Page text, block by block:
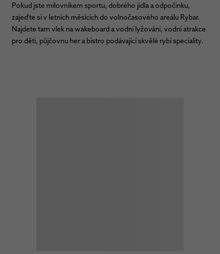
Pokud jste milovníkem sportu, dobrého jídla a odpočinku,
zajeďte si v letních měsících do volnočasového areálu Rybar.
Najdete tam vlek na wakeboard a vodní lyžování, vodní atrakce
pro děti, půjčovnu her a bistro podávající skvělé rybí speciality.